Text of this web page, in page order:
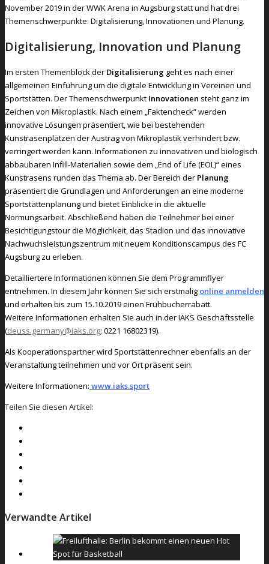
November 2019 in der WWK Arena in Augsburg statt und hat drei
Themenschwerpunkte: Digitalisierung, Innovationen und Planung.
Digitalisierung, Innovation und Planung
Im ersten Themenblock der Digitalisierung geht es nach einer
allgemeinen Einführung um die digitale Entwicklung in Vereinen und
Sportstätten. Der Themenschwerpunkt Innovationen steht ganz im
Zeichen von Mikroplastik. Nach einem „Faktencheck“ werden
innovative Lösungen präsentiert, wie bei bestehenden
Kunstrasenplätzen der Austrag von Mikroplastik verhindert bzw.
verringert werden kann. Informationen zu innovativen und biologisch
abbaubaren Infill-Materialien sowie dem „End of Life (EOL)“ eines
Kunstrasens runden das Thema ab. Der Bereich der Planung
präsentiert die Grundlagen und Anforderungen an eine moderne
Sportstättenplanung und bietet Einblicke in die aktuelle
Normungsarbeit. Abschließend haben die Teilnehmer bei einer
Besichtigungstour die Möglichkeit, das Stadion und das innovative
Nachwuchsleistungszentrum mit neuem Konditionscampus des FC
Augsburg zu erleben.
Detailliertere Informationen können Sie dem Programmflyer
entnehmen. In diesem Jahr können Sie sich erstmalig online anmelden
und erhalten bis zum 15.10.2019 einen Frühbucherrabatt.
Weitere Informationen erhalten Sie auch in der IAKS Geschäftsstelle
(deuss.germany@iaks.org; 0221 16802319).
Als Kooperationspartner wird Sportstättenrechner ebenfalls an der
Veranstaltung teilnehmen und vor Ort präsent sein.
Weitere Informationen: www.iaks.sport
Teilen Sie diesen Artikel:
Verwandte Artikel